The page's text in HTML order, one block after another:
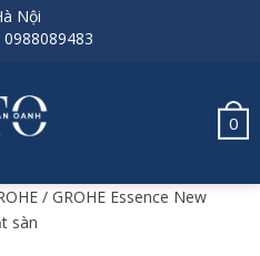
Nội
0988089483
0
/ GROHE Essence New
sàn